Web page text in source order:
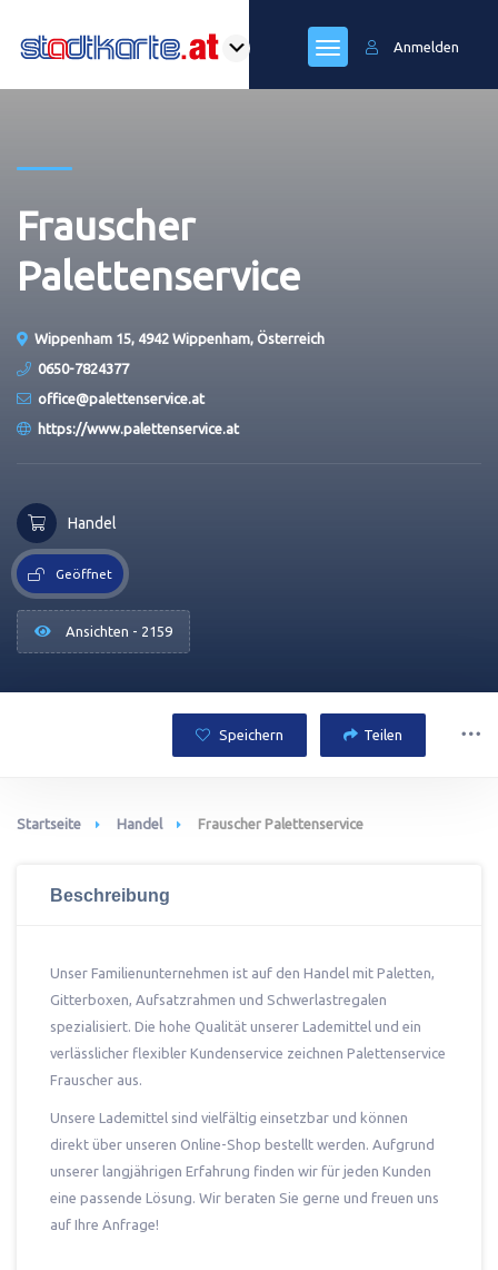
Anmelden
Frauscher
Palettenservice
Wippenham 15, 4942 Wippenham, Österreich
0650-7824377
office@palettenservice.at
https://www.palettenservice.at
Handel
Geöffnet
Ansichten - 2159
Speichern Teilen
Startseite Handel Frauscher Palettenservice
Beschreibung
Unser Familienunternehmen ist auf den Handel mit Paletten,
Gitterboxen, Aufsatzrahmen und Schwerlastregalen
spezialisiert. Die hohe Qualität unserer Lademittel und ein
verlässlicher flexibler Kundenservice zeichnen Palettenservice
Frauscher aus.
Unsere Lademittel sind vielfältig einsetzbar und können
direkt über unseren Online-Shop bestellt werden. Aufgrund
unserer langjährigen Erfahrung finden wir für jeden Kunden
eine passende Lösung. Wir beraten Sie gerne und freuen uns
auf Ihre Anfrage!